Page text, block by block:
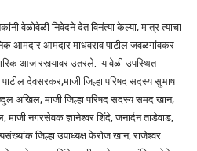
वेळोवेळी निवेदने देत विनंत्या केल्या, मात्र त्याचा
आमदार आमदार माधवराव पाटील जवळगांवकर
आज रस्त्यावर उतरले. यावेळी उपस्थित
देवसरकर,माजी जिल्हा परिषद सदस्य सुभाष
अखिल, माजी जिल्हा परिषद सदस्य समद खान,
माजी नगरसेवक ज्ञानेश्वर शिंदे, जनार्दन ताडेवाड,
जिल्हा उपाध्यक्ष फेरोज खान, राजेश्वर